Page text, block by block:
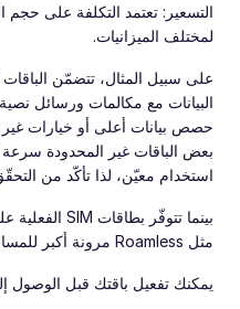
التسعير: تعتمد التكلفة على حجم
لمختلف الميزانيات.
على سبيل المثال، تتضمّن
البيانات مع مكالمات ورسائل نصية
حصص بيانات أعلى أو خيارات
بعض الباقات غير المحدودة سرعة
استخدام معيّن، لذا تأكّد من
مثل Roamless مرونة أكبر للمسافرين:
يمكنك تفعيل باقتك قبل الوصول